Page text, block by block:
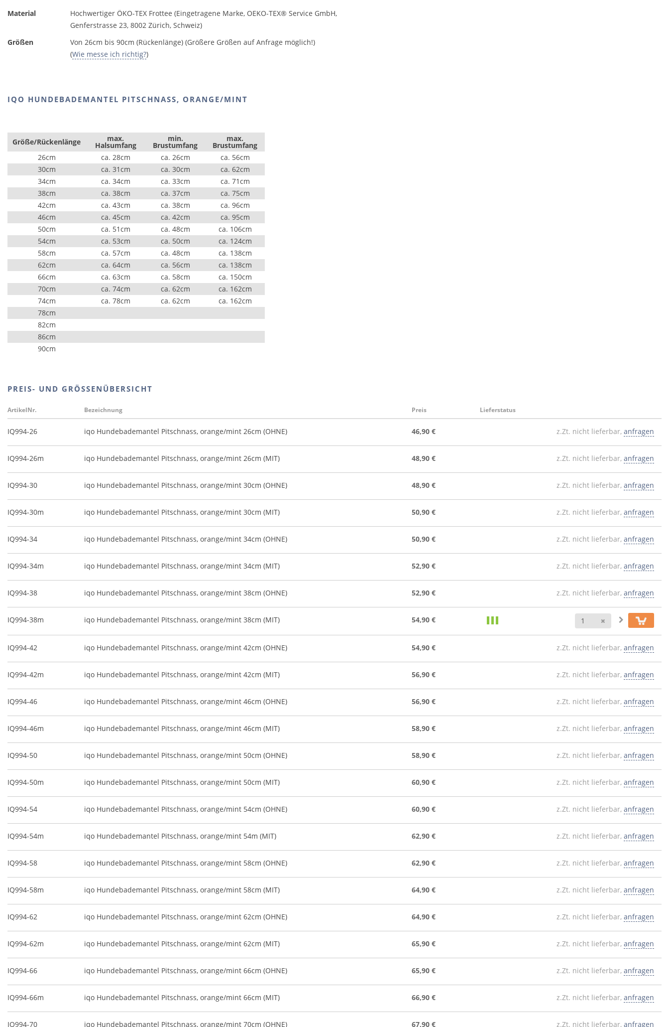
Material
Hochwertiger ÖKO-TEX Frottee (Eingetragene Marke, OEKO-TEX® Service GmbH,
Genferstrasse 23, 8002 Zürich, Schweiz)
Größen
Von 26cm bis 90cm (Rückenlänge) (Größere Größen auf Anfrage möglich!)
(Wie messe ich richtig?)
IQO HUNDEBADEMANTEL PITSCHNASS, ORANGE/MINT
Größe/Rückenlänge max.
Halsumfang
min.
Brustumfang
max.
Brustumfang
26cm
ca. 28cm ca. 26cm
ca. 56cm
30cm
ca. 31cm ca. 30cm
ca. 62cm
34cm
ca. 34cm ca. 33cm
ca. 71cm
38cm
ca. 38cm ca. 37cm
ca. 75cm
42cm
ca. 43cm ca. 38cm
ca. 96cm
46cm
ca. 45cm ca. 42cm
ca. 95cm
50cm
ca. 51cm ca. 48cm
ca. 106cm
54cm
ca. 53cm ca. 50cm
ca. 124cm
58cm
ca. 57cm ca. 48cm
ca. 138cm
62cm
ca. 64cm ca. 56cm
ca. 138cm
66cm
ca. 63cm ca. 58cm
ca. 150cm
70cm
ca. 74cm ca. 62cm
ca. 162cm
74cm
ca. 78cm ca. 62cm
ca. 162cm
78cm
82cm
86cm
90cm
PREIS- UND GRÖSSENÜBERSICHT
ArtikelNr. Bezeichnung Preis Lieferstatus
IQ994-26 iqo Hundebademantel Pitschnass, orange/mint 26cm (OHNE) 46,90 € z.Zt. nicht lieferbar, anfragen
IQ994-26m iqo Hundebademantel Pitschnass, orange/mint 26cm (MIT) 48,90 € z.Zt. nicht lieferbar, anfragen
IQ994-30 iqo Hundebademantel Pitschnass, orange/mint 30cm (OHNE) 48,90 € z.Zt. nicht lieferbar, anfragen
IQ994-30m iqo Hundebademantel Pitschnass, orange/mint 30cm (MIT) 50,90 € z.Zt. nicht lieferbar, anfragen
IQ994-34 iqo Hundebademantel Pitschnass, orange/mint 34cm (OHNE) 50,90 € z.Zt. nicht lieferbar, anfragen
IQ994-34m iqo Hundebademantel Pitschnass, orange/mint 34cm (MIT) 52,90 € z.Zt. nicht lieferbar, anfragen
IQ994-38 iqo Hundebademantel Pitschnass, orange/mint 38cm (OHNE) 52,90 € z.Zt. nicht lieferbar, anfragen
IQ994-38m iqo Hundebademantel Pitschnass, orange/mint 38cm (MIT) 54,90 € Anzahl
IQ994-42 iqo Hundebademantel Pitschnass, orange/mint 42cm (OHNE) 54,90 € z.Zt. nicht lieferbar, anfragen
IQ994-42m iqo Hundebademantel Pitschnass, orange/mint 42cm (MIT) 56,90 € z.Zt. nicht lieferbar, anfragen
IQ994-46 iqo Hundebademantel Pitschnass, orange/mint 46cm (OHNE) 56,90 € z.Zt. nicht lieferbar, anfragen
IQ994-46m iqo Hundebademantel Pitschnass, orange/mint 46cm (MIT) 58,90 € z.Zt. nicht lieferbar, anfragen
IQ994-50 iqo Hundebademantel Pitschnass, orange/mint 50cm (OHNE) 58,90 € z.Zt. nicht lieferbar, anfragen
IQ994-50m iqo Hundebademantel Pitschnass, orange/mint 50cm (MIT) 60,90 € z.Zt. nicht lieferbar, anfragen
IQ994-54 iqo Hundebademantel Pitschnass, orange/mint 54cm (OHNE) 60,90 € z.Zt. nicht lieferbar, anfragen
IQ994-54m iqo Hundebademantel Pitschnass, orange/mint 54m (MIT) 62,90 € z.Zt. nicht lieferbar, anfragen
IQ994-58 iqo Hundebademantel Pitschnass, orange/mint 58cm (OHNE) 62,90 € z.Zt. nicht lieferbar, anfragen
IQ994-58m iqo Hundebademantel Pitschnass, orange/mint 58cm (MIT) 64,90 € z.Zt. nicht lieferbar, anfragen
IQ994-62 iqo Hundebademantel Pitschnass, orange/mint 62cm (OHNE) 64,90 € z.Zt. nicht lieferbar, anfragen
IQ994-62m iqo Hundebademantel Pitschnass, orange/mint 62cm (MIT) 65,90 € z.Zt. nicht lieferbar, anfragen
IQ994-66 iqo Hundebademantel Pitschnass, orange/mint 66cm (OHNE) 65,90 € z.Zt. nicht lieferbar, anfragen
IQ994-66m iqo Hundebademantel Pitschnass, orange/mint 66cm (MIT) 66,90 € z.Zt. nicht lieferbar, anfragen
IQ994-70 iqo Hundebademantel Pitschnass, orange/mint 70cm (OHNE) 67,90 € z.Zt. nicht lieferbar, anfragen